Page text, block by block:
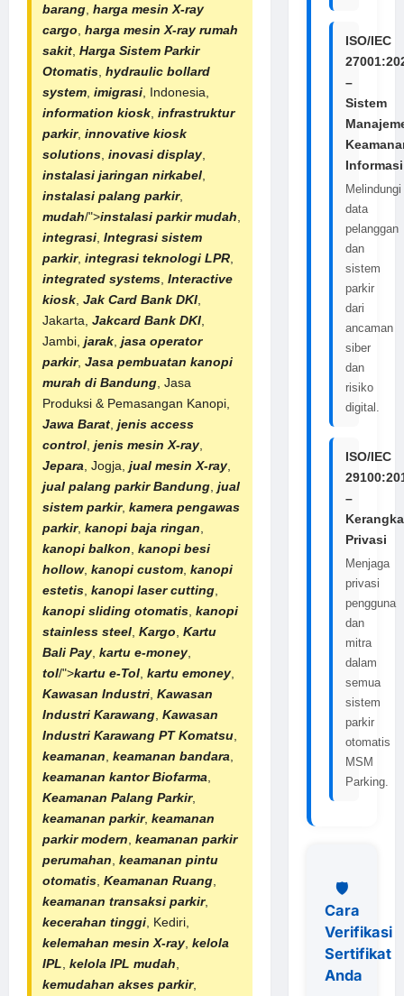
barang harga mesin X-ray
cargo harga mesin X-ray rumah
sakit Harga Sistem Parkir
Otomatis hydraulic bollard
system imigrasi , Indonesia,
information kiosk infrastruktur
parkir, innovative kiosk
solutions inovasi display
instalasi jaringan nirkabel
instalasi palang parkir,
mudah/">instalasi parkir mudah
integrasi Integrasi sistem
parkir, integrasi teknologi LPR
integrated systems Interactive
kiosk Jak Card Bank DKI
Jakarta, Jakcard Bank DKI
Jambi, jarak jasa operator
parkir, Jasa pembuatan kanopi
murah di Bandung , Jasa
Produksi & Pemasangan Kanopi,
Jawa Barat jenis access
control jenis mesin X-ray
Jepara , Jogja, jual mesin X-ray
jual palang parkir Bandung jual
sistem parkir, kamera pengawas
parkir, kanopi baja ringan
kanopi balkon kanopi besi
hollow, kanopi custom kanopi
estetis kanopi laser cutting
kanopi sliding otomatis kanopi
stainless steel Kargo Kartu
Bali Pay kartu e-money
tol/">kartu e-Tol kartu emoney
Kawasan Industri Kawasan
Industri Karawang Kawasan
Industri Karawang PT Komatsu
keamanan keamanan bandara
keamanan kantor Biofarma
Keamanan Palang Parkir,
keamanan parkir, keamanan
parkir modern keamanan parkir
perumahan keamanan pintu
otomatis Keamanan Ruang
keamanan transaksi parkir,
kecerahan tinggi , Kediri,
kelemahan mesin X-ray kelola
IPL kelola IPL mudah
kemudahan akses parkir,
ISO/IEC
–
Sistem
Informasi
Melindungi
data
pelanggan
dan
sistem
parkir
dari
ancaman
siber
dan
risiko
digital.
ISO/IEC
–
Kerangka
Privasi
Menjaga
privasi
pengguna
dan
mitra
dalam
semua
sistem
parkir
otomatis
MSM
Parking.
🛡️
Cara
Verifikasi
Sertifikat
Anda